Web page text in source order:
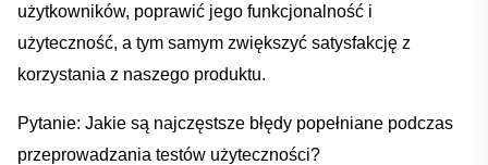
użytkowników, poprawić ‍jego funkcjonalność i
użyteczność, a tym samym zwiększyć satysfakcję ‌z
korzystania z naszego produktu.
Pytanie: Jakie są najczęstsze​ błędy popełniane podczas
przeprowadzania testów użyteczności?